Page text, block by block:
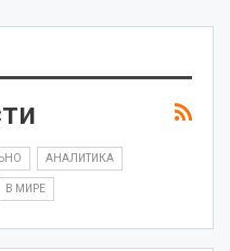
АНАЛИТИКА
В МИРЕ